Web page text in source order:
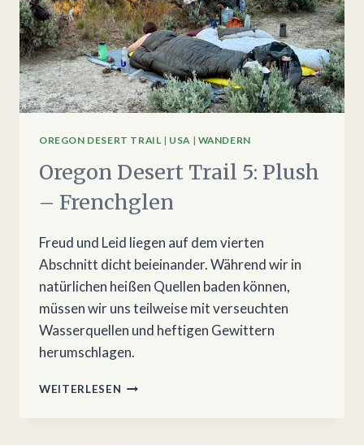
OREGON DESERT TRAIL | USA| WANDERN
Oregon Desert Trail 5: Plush
– Frenchglen
Freud und Leid liegen auf dem vierten
Abschnitt dicht beieinander. Während wir in
natürlichen heißen Quellen baden können,
müssen wir uns teilweise mit verseuchten
Wasserquellen und heftigen Gewittern
herumschlagen.
WEITERLESEN OREGON